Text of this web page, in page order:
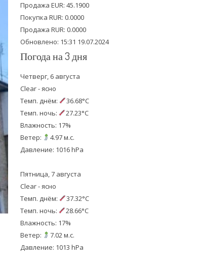
r
o
k
e
Продажа EUR: 45.1900
Покупка RUR: 0.0000
Продажа RUR: 0.0000
Обновлено: 15:31 19.07.2024
Погода на 3 дня
Четверг, 6 августа
Clear - ясно
Темп. днём:
36.68°C
Темп. ночь:
27.23°C
Влажность: 17%
Ветер:
4.97 м.с.
Давление: 1016 hPa
Пятница, 7 августа
Clear - ясно
Темп. днём:
37.32°C
Темп. ночь:
28.66°C
Влажность: 17%
Ветер:
7.02 м.с.
Давление: 1013 hPa